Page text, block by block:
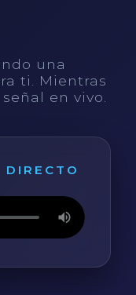
una
ti. Mientras
en vivo.
DIRECTO